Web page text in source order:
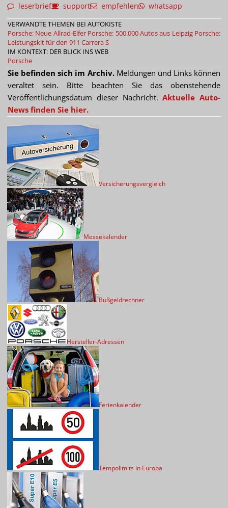
leserbrief support empfehlen whatsapp
VERWANDTE THEMEN BEI AUTOKISTE
Porsche: Neue Allrad-Elfer Porsche: 500.000 Autos aus Leipzig Porsche:
Leistungskit für den 911 Carrera S
IM KONTEXT: DER BLICK INS WEB
Porsche
Sie befinden sich im Archiv.Meldungen und Links können
veraltet sein. Bitte beachten Sie das obenstehende
Veröffentlichungsdatum dieser Nachricht.Aktuelle Auto-
News finden Sie hier.
Versicherungsvergleich
Messekalender
Bußgeldrechner
Hersteller-Adressen
Ferienkalender
Tempolimits in Europa